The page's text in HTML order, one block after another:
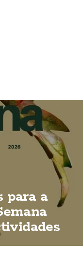
para a